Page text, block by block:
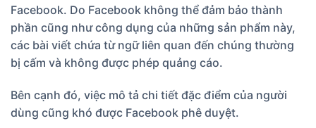
Facebook. Do Facebook không thể đảm bảo thành
phần cũng như công dụng của những sản phẩm này,
các bài viết chứa từ ngữ liên quan đến chúng thường
bị cấm và không được phép quảng cáo.
Bên cạnh đó, việc mô tả chi tiết đặc điểm của người
dùng cũng khó được Facebook phê duyệt.